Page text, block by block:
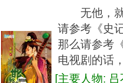
无他，
请参考《
那么请参考
电视剧的
[主要人物: